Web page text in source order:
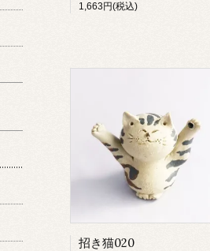
1,663円(税込)
招き猫020